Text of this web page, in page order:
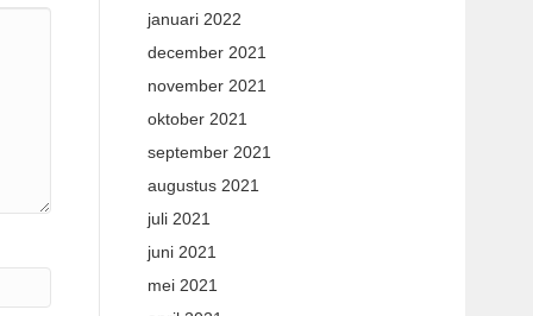
januari 2022
december 2021
november 2021
oktober 2021
september 2021
augustus 2021
juli 2021
juni 2021
mei 2021